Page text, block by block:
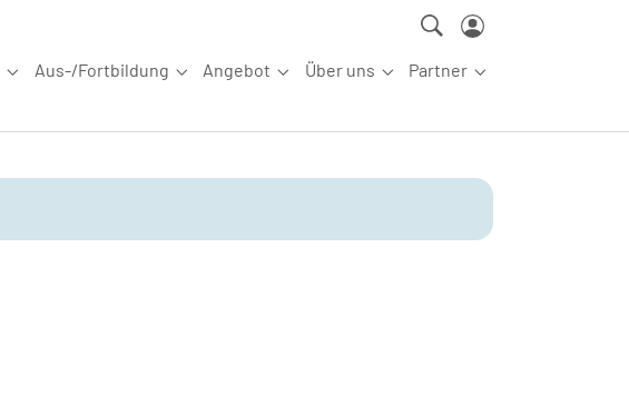
Submenu for "Wettkampfsport"
Aus-/Fortbildung
Submenu for "Aus-/Fortbildung"
Angebot
Submenu for "Angebot"
Über uns
Submenu for "Über uns"
Partner
Submenu for